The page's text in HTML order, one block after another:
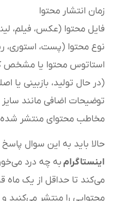
زمان انتشار محتوا
فایل محتوا (عکس، فیلم،
نوع محتوا (پست، استوری،
استاتوس محتوا یا مشخص
(در حال تولید، بازبینی یا
توضیحات اضافی مانند
مخاطب محتوای منتشر شده
حالا باید به این سوال
اینستاگرام به چه درد
می‌کند تا حداقل از یک ماه
محتوایی را منتشر می‌کنید و